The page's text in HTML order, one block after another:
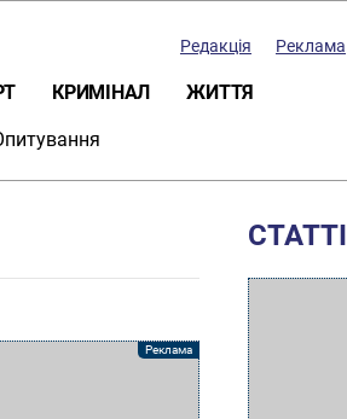
Редакція Реклама
КРИМІНАЛ ЖИТТЯ
СТАТТІ